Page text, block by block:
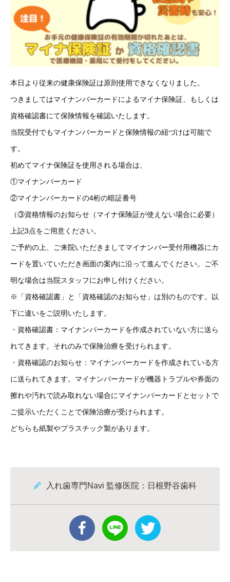
本日より従来の健康保険証は原則使用できなくなりました。
つきましてはマイナンバーカードによるマイナ保険証、もしくは
資格確認書にて保険情報を確認いたします。
当院受付でもマイナンバーカードと保険情報の紐づけは可能で
す。
初めてマイナ保険証を使用される場合は、
①マイナンバーカード
②マイナンバーカードの4桁の暗証番号
（③資格情報のお知らせ（マイナ保険証が使えない場合に必要）
上記3点をご用意ください。
ご予約の上、ご来院いただきましてマイナンバー受付用機器にカ
ードを置いていただき画面の案内に沿って進んでください。ご不
明な場合は当院スタッフにお申し付けください。
※「資格確認書」と「資格確認のお知らせ」は別のものです。以
下に違いをご説明いたします。
・資格確認書：マイナンバーカードを作成されていない方に送ら
れてきます。それのみで保険治療を受けられます。
・資格確認のお知らせ：マイナンバーカードを作成されている方
に送られてきます。マイナンバーカードが機器トラブルや券面の
擦れや汚れで読み取れない場合にマイナンバーカードとセットで
ご提示いただくことで保険治療が受けられます。
どちらも紙製やプラスチック製があります。
入れ歯専門Navi 監修医院：日根野谷歯科